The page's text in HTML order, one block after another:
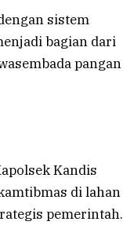
sistem
bagian dari
pangan
Kandis
di lahan
pemerintah.